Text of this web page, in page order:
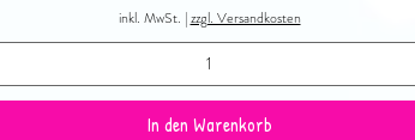
inkl. MwSt. |zzgl. Versandkosten
In den Warenkorb